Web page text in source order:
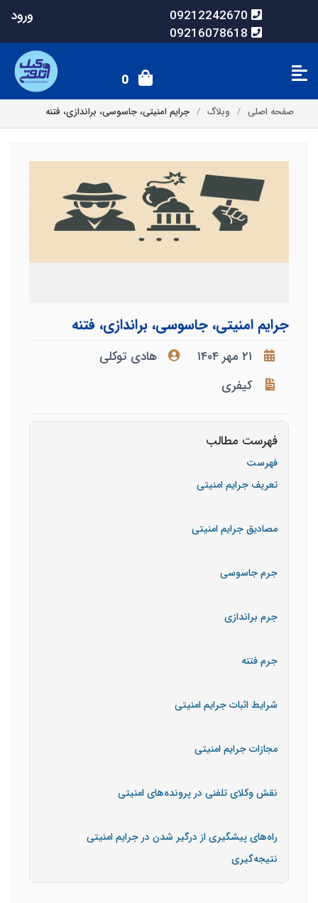
09212242670
09216078618
ورود
0
صفحه اصلی وبلاگ جرایم امنیتی، جاسوسی، براندازی، فتنه
جرایم امنیتی، جاسوسی، براندازی، فتنه
۲۱ مهر ۱۴۰۴
هادی توکلی
کیفری
فهرست مطالب
فهرست
تعریف جرایم امنیتی
مصادیق جرایم امنیتی
جرم جاسوسی
جرم براندازی
جرم فتنه
شرایط اثبات جرایم امنیتی
مجازات جرایم امنیتی
نقش وکلای تلفنی در پرونده‌های امنیتی
راه‌های پیشگیری از درگیر شدن در جرایم امنیتی
نتیجه‌گیری